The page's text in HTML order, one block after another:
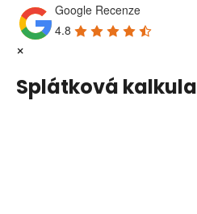
Google Recenze
4.8
×
Splátková